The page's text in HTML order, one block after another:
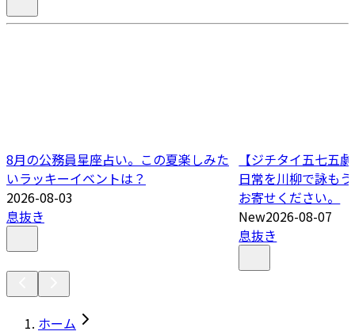
8月の公務員星座占い。この夏楽しみた
いラッキーイベントは？
2026-08-03
息抜き
【ジチタイ五七五
日常を川柳で詠も
お寄せください。
New2026-08-07
息抜き
ホーム